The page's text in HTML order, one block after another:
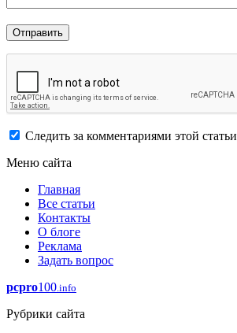
Следить за комментариями этой статьи
Меню сайта
Главная
Все статьи
Контакты
О блоге
Реклама
Задать вопрос
pcpro100.info
Рубрики сайта